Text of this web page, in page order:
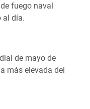
fuego naval
al día.
de mayo de
más elevada del